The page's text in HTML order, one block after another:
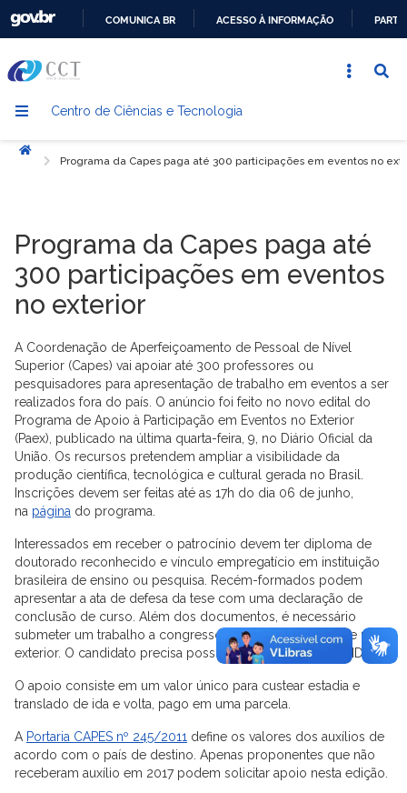
CONTEÚDO
COMUNICA BR ACESSO À INFORMAÇÃO
Centro de Ciências e Tecnologia
Início
Programa da Capes paga até 300 participações em eventos no
Programa da Capes paga até
300 participações em eventos
no exterior
A Coordenação de Aperfeiçoamento de Pessoal de Nível
Superior (Capes) vai apoiar até 300 professores ou
pesquisadores para apresentação de trabalho em eventos a ser
realizados fora do país. O anúncio foi feito no novo edital do
Programa de Apoio à Participação em Eventos no Exterior
(Paex), publicado na última quarta-feira, 9, no Diário Oficial da
União. Os recursos pretendem ampliar a visibilidade da
produção científica, tecnológica e cultural gerada no Brasil.
Inscrições devem ser feitas até as 17h do dia 06 de junho,
na página do programa.
Interessados em receber o patrocínio devem ter diploma de
doutorado reconhecido e vínculo empregatício em instituição
brasileira de ensino ou pesquisa. Recém-formados podem
apresentar a ata de defesa da tese com uma declaração de
conclusão de curso. Além dos documentos, é necessário
submeter um trabalho a congresso ou evento semelhante no
exterior. O candidato precisa possuir um registro no ORCID.
O apoio consiste em um valor único para custear estadia e
translado de ida e volta, pago em uma parcela.
A Portaria CAPES nº 245/2011 define os valores dos auxílios de
acordo com o país de destino. Apenas proponentes que não
receberam auxílio em 2017 podem solicitar apoio nesta edição.